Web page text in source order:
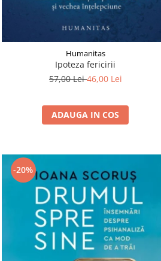
Humanitas
Ipoteza fericirii
57,00 Lei46,00 Lei
ADAUGA IN COS
-20%